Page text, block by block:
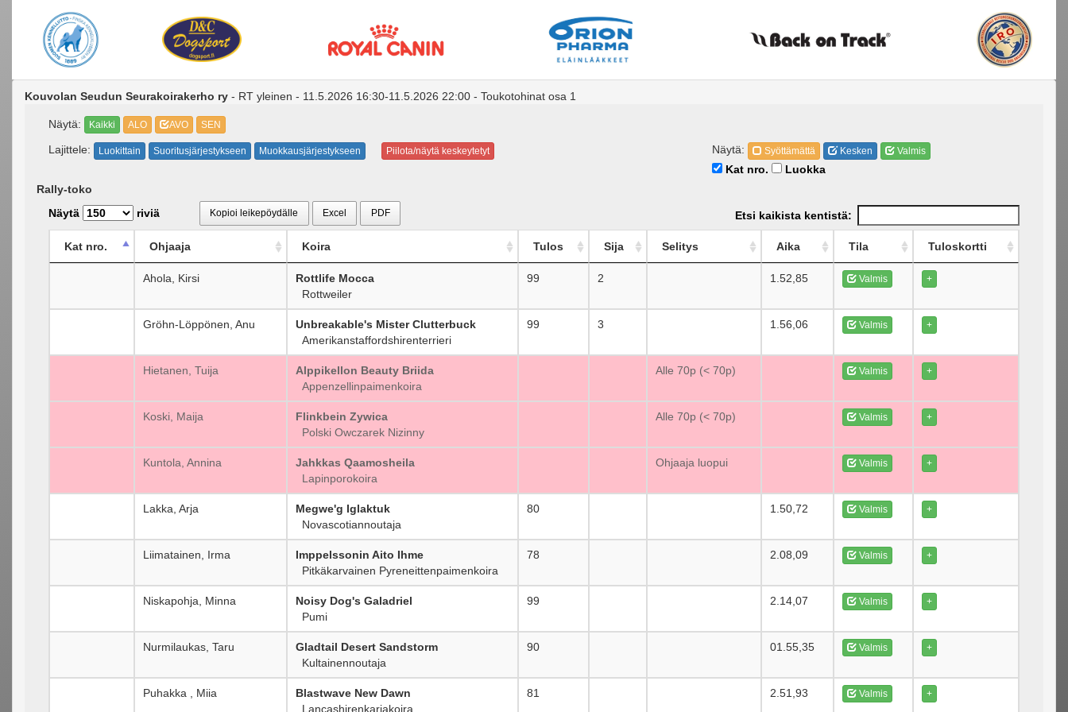
Kouvolan Seudun Seurakoirakerho ry - RT yleinen - 11.5.2026 16:30-11.5.2026 22:00 - Toukotohinat osa 1
Näytä: Kaikki ALO AVO SEN
Lajittele: Luokittain Suoritusjärjestykseen Muokkausjärjestykseen Piilota/näytä keskeytetyt Näytä: Syöttämättä Kesken Valmis
Kat nro.
Luokka
Rally-toko
Näytä
riviä Kopioi leikepöydälle Excel PDF Etsi kaikista kentistä:
Kat nro. Ohjaaja Koira Tulos Sija Selitys Aika Tila Tuloskortti
Ahola, Kirsi
Rottlife Mocca
Rottweiler
99 2 1.52,85 Valmis +
Gröhn-Löppönen, Anu
Unbreakable's Mister Clutterbuck
Amerikanstaffordshirenterrieri
99 3 1.56,06 Valmis +
Hietanen, Tuija
Alppikellon Beauty Briida
Appenzellinpaimenkoira
Alle 70p (< 70p) Valmis +
Koski, Maija
Flinkbein Zywica
Polski Owczarek Nizinny
Alle 70p (< 70p) Valmis +
Kuntola, Annina
Jahkkas Qaamosheila
Lapinporokoira
Ohjaaja luopui Valmis +
Lakka, Arja
Megwe'g Iglaktuk
Novascotiannoutaja
80 1.50,72 Valmis +
Liimatainen, Irma
Imppelssonin Aito Ihme
Pitkäkarvainen Pyreneittenpaimenkoira
78 2.08,09 Valmis +
Niskapohja, Minna
Noisy Dog's Galadriel
Pumi
99 2.14,07 Valmis +
Nurmilaukas, Taru
Gladtail Desert Sandstorm
Kultainennoutaja
90 01.55,35 Valmis +
Puhakka , Miia
Blastwave New Dawn
Lancashirenkarjakoira
81 2.51,93 Valmis +